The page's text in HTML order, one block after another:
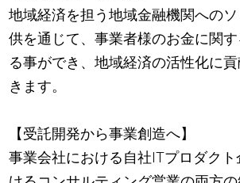
地域経済を担う地域金融機関への
供を通じて、事業者様のお金に関
る事ができ、地域経済の活性化に
きます。
【受託開発から事業創造へ】
事業会社における自社ITプロダクト